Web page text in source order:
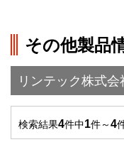
その他製品
リンテック株式会
検索結果4件中1件～4